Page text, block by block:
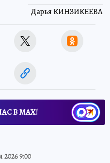
Дарья КИНЗИКЕЕВА
В МАХ!
2026 9:00